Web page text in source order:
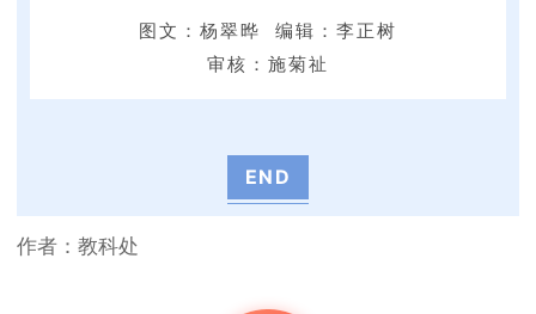
图文：杨翠晔 编辑：李正树
审核：施菊祉
END
作者：教科处